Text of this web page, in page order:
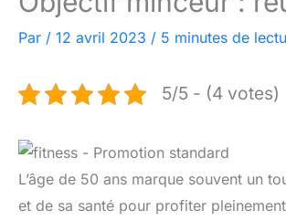
Par / 12 avril 2023 / 5 minutes de
5/5 - (4 votes)
L’âge de 50 ans marque souvent un
et de sa santé pour profiter